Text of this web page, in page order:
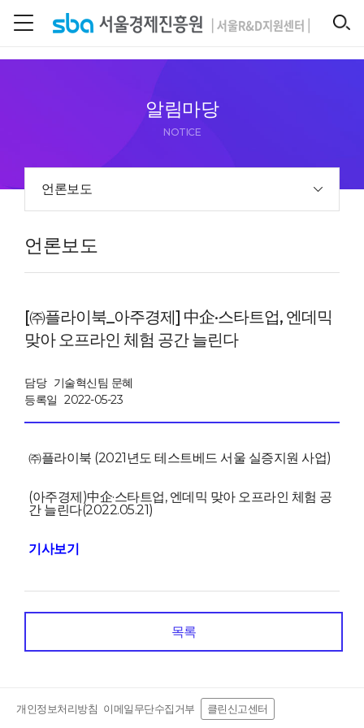
알림마당
NOTICE
언론보도
언론보도
[㈜플라이북_아주경제] 中企·스타트업, 엔데믹
맞아 오프라인 체험 공간 늘린다
담당 기술혁신팀 문혜
등록일 2022-05-23
㈜플라이북 (2021년도 테스트베드 서울 실증지원 사업)
(아주경제)中企·스타트업, 엔데믹 맞아 오프라인 체험 공
간 늘린다(2022.05.21)
기사보기
목록
개인정보처리방침 이메일무단수집거부 클린신고센터